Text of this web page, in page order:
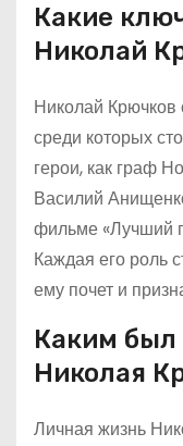
Какие
Николай
Николай Крючков
среди которых
герои, как граф
Василий
фильме «Лучший
Каждая его роль
ему почет и
Каким
Николая
Личная жизнь